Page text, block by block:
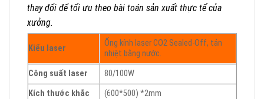
thay đổi để tối ưu theo bài toán sản xuất thực tế của
xưởng.
Kiểu laser
Ống kính laser CO2 Sealed-Off, tản
nhiệt bằng nước.
Công suất laser
80/100W
Kích thước khắc
(600*500) *2mm